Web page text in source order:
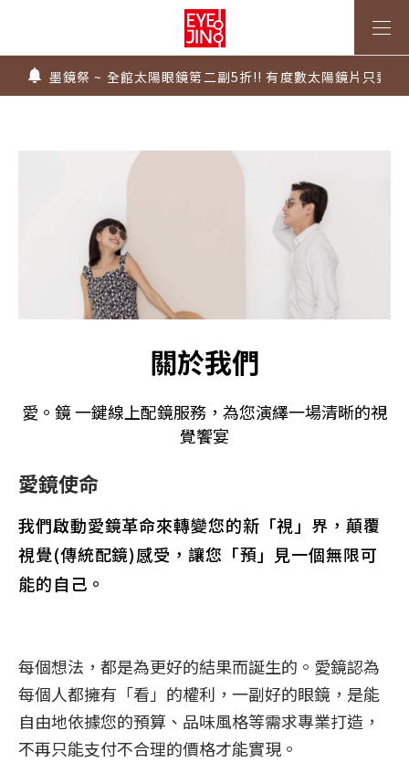
上傳處方，建立度數即贈 $300 優惠券！
不知道度數也能配鏡～愛鏡合作門市全台啟動中
墨鏡祭 ~ 全館太陽眼鏡第二副5折!! 有度數太陽鏡片只要
Super Sale！精選鏡框 6 折起！
不知道度數也能配鏡～愛鏡合作門市全台啟動中
關於我們
愛。鏡 一鍵線上配鏡服務，為您演繹一場清晰的視
覺饗宴
愛鏡使命
我們啟動愛鏡革命來轉變您的新「視」界，顛覆
視覺(傳統配鏡)感受，讓您「預」見一個無限可
能的自己。
每個想法，都是為更好的結果而誕生的。愛鏡認為
每個人都擁有「看」的權利，一副好的眼鏡，是能
自由地依據您的預算、品味風格等需求專業打造，
不再只能支付不合理的價格才能實現。